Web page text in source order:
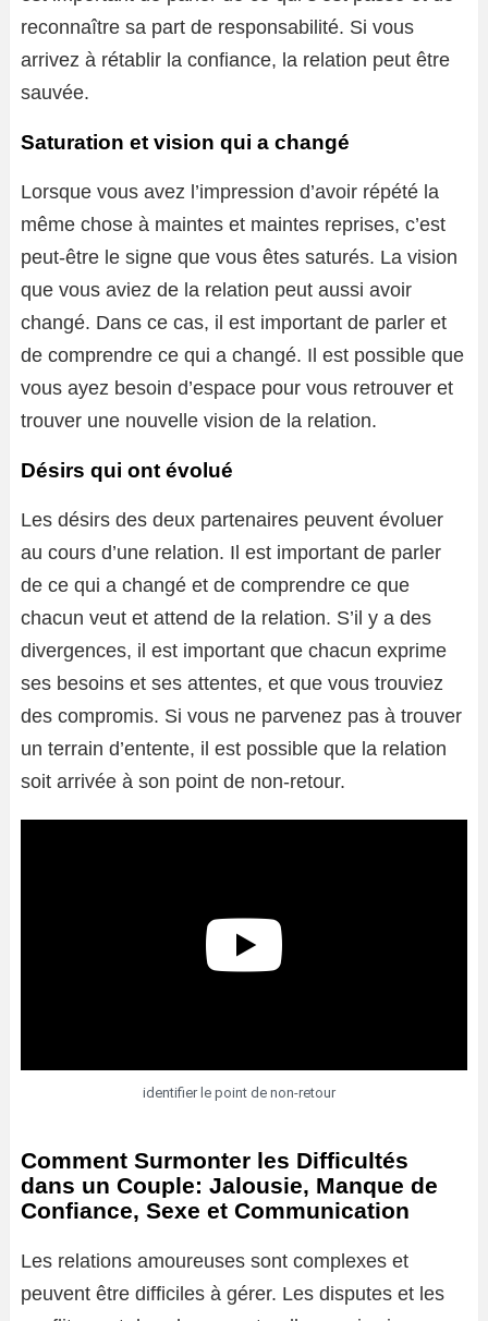
reconnaître sa part de responsabilité. Si vous
arrivez à rétablir la confiance, la relation peut être
sauvée.
Saturation et vision qui a changé
Lorsque vous avez l’impression d’avoir répété la
même chose à maintes et maintes reprises, c’est
peut-être le signe que vous êtes saturés. La vision
que vous aviez de la relation peut aussi avoir
changé. Dans ce cas, il est important de parler et
de comprendre ce qui a changé. Il est possible que
vous ayez besoin d’espace pour vous retrouver et
trouver une nouvelle vision de la relation.
Désirs qui ont évolué
Les désirs des deux partenaires peuvent évoluer
au cours d’une relation. Il est important de parler
de ce qui a changé et de comprendre ce que
chacun veut et attend de la relation. S’il y a des
divergences, il est important que chacun exprime
ses besoins et ses attentes, et que vous trouviez
des compromis. Si vous ne parvenez pas à trouver
un terrain d’entente, il est possible que la relation
soit arrivée à son point de non-retour.
identifier le point de non-retour
Comment Surmonter les Difficultés
dans un Couple: Jalousie, Manque de
Confiance, Sexe et Communication
Les relations amoureuses sont complexes et
peuvent être difficiles à gérer. Les disputes et les